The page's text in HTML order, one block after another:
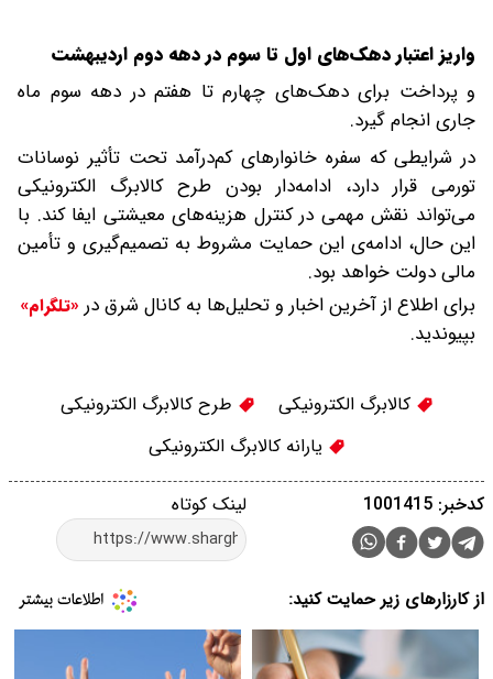
واریز اعتبار دهک‌های اول تا سوم در دهه دوم اردیبهشت
و پرداخت برای دهک‌های چهارم تا هفتم در دهه سوم ماه
جاری انجام گیرد.
در شرایطی که سفره خانوارهای کم‌درآمد تحت تأثیر نوسانات
تورمی قرار دارد، ادامه‌دار بودن طرح کالابرگ الکترونیکی
می‌تواند نقش مهمی در کنترل هزینه‌های معیشتی ایفا کند. با
این حال، ادامه‌ی این حمایت مشروط به تصمیم‌گیری و تأمین
مالی دولت خواهد بود.
برای اطلاع از آخرین اخبار و تحلیل‌ها به کانال شرق در «تلگرام»
بپیوندید.
کالابرگ الکترونیکی
طرح کالابرگ الکترونیکی
یارانه کالابرگ الکترونیکی
لینک کوتاه کدخبر: 1001415
از کارزارهای زیر حمایت کنید: